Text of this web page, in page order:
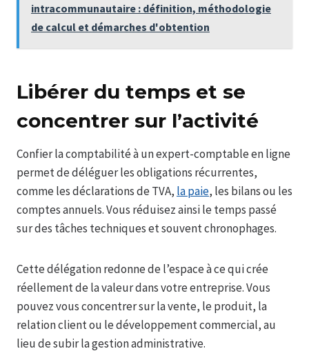
intracommunautaire : définition, méthodologie
de calcul et démarches d'obtention
Libérer du temps et se
concentrer sur l’activité
Confier la comptabilité à un expert-comptable en ligne
permet de déléguer les obligations récurrentes,
comme les déclarations de TVA, la paie, les bilans ou les
comptes annuels. Vous réduisez ainsi le temps passé
sur des tâches techniques et souvent chronophages.
Cette délégation redonne de l’espace à ce qui crée
réellement de la valeur dans votre entreprise. Vous
pouvez vous concentrer sur la vente, le produit, la
relation client ou le développement commercial, au
lieu de subir la gestion administrative.